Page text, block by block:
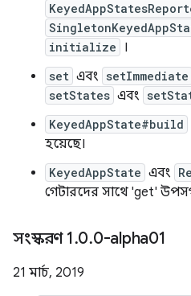
initialize ।
set এবং setImmediate
setStates এবং
KeyedAppState#build
হয়েছে।
KeyedAppState এবং
গেটারদের সাথে 'get'
সংস্করণ 1.0.0-alpha01
21 মার্চ, 2019